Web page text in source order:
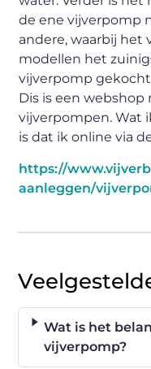
de ene vijverpomp
andere, waarbij het
modellen het
vijverpomp
Dis is een
vijverpompen. Wat
is dat ik online via
https://
aanleggen/
Wat is het
vijverpomp?